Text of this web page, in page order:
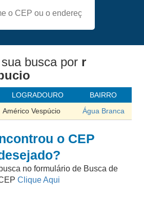
busca por r
LOGRADOURO BAIRRO
Américo Vespúcio Água Branca
o CEP
no formulário de Busca de
Clique Aqui